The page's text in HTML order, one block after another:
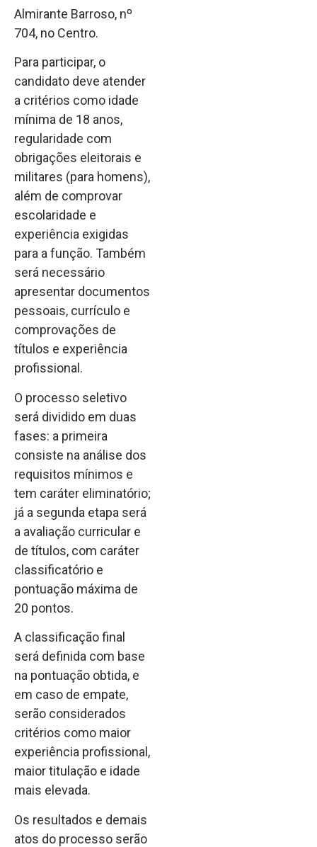
Almirante Barroso, nº
704, no Centro.
Para participar, o
candidato deve atender
a critérios como idade
mínima de 18 anos,
regularidade com
obrigações eleitorais e
militares (para homens),
além de comprovar
escolaridade e
experiência exigidas
para a função. Também
será necessário
apresentar documentos
pessoais, currículo e
comprovações de
títulos e experiência
profissional.
O processo seletivo
será dividido em duas
fases: a primeira
consiste na análise dos
requisitos mínimos e
tem caráter eliminatório;
já a segunda etapa será
a avaliação curricular e
de títulos, com caráter
classificatório e
pontuação máxima de
20 pontos.
A classificação final
será definida com base
na pontuação obtida, e
em caso de empate,
serão considerados
critérios como maior
experiência profissional,
maior titulação e idade
mais elevada.
Os resultados e demais
atos do processo serão